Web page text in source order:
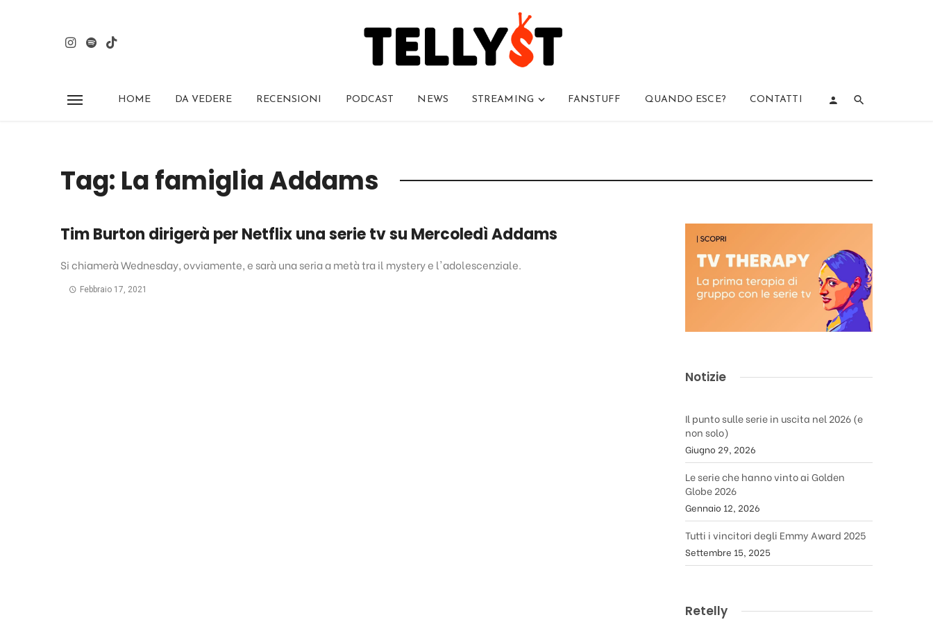
HOME DA VEDERE RECENSIONI PODCAST NEWS STREAMING FANSTUFF QUANDO ESCE? CONTATTI
Tag: La famiglia Addams
Tim Burton dirigerà per Netflix una serie tv su Mercoledì Addams
Si chiamerà Wednesday, ovviamente, e sarà una seria a metà tra il mystery e l'adolescenziale.
Febbraio 17, 2021
Notizie
Il punto sulle serie in uscita nel 2026 (e
non solo)
Giugno 29, 2026
Le serie che hanno vinto ai Golden
Globe 2026
Gennaio 12, 2026
Tutti i vincitori degli Emmy Award 2025
Settembre 15, 2025
Retelly